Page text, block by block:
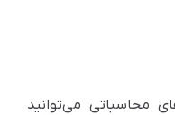
محاسباتی می‌توانید